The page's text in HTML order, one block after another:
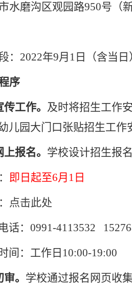
水磨沟区观园路950号（
：2022年9月1日（含当
序
工作。 及时将招生工作
儿园大门口张贴招生工作
报名。 学校设计招生报
即日起至6月1日
点击此处
话：0991-4113532
间：工作日10:00-19:00
。 学校通过报名网页收